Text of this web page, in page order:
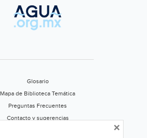
Glosario
Mapa de Biblioteca Temática
Preguntas Frecuentes
Contacto y sugerencias
×